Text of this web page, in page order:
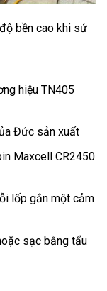
bền cao khi sử
hiệu TN405
Đức sản xuất
Maxcell CR2450
lốp gắn một cảm
sạc bằng tẩu